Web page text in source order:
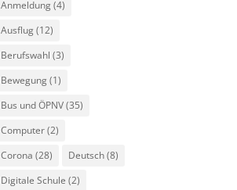
Anmeldung(4)
Ausflug(12)
Berufswahl (3)
Bewegung(1)
Bus und ÖPNV(35)
Computer(2)
Corona (28) Deutsch(8)
Digitale Schule (2)